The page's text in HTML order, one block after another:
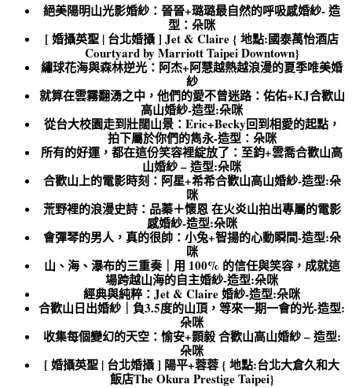
絕美陽明山光影婚紗：晉晉+璐璐最自然的呼吸感婚紗- 造
型：朵咪
[ 婚攝英聖 | 台北婚攝 ] Jet & Claire { 地點:國泰萬怡酒店
Courtyard by Marriott Taipei Downtown}
繡球花海與森林逆光：阿杰+阿慧越熱越浪漫的夏季唯美婚
紗
就算在雲霧翻湧之中，他們的愛不曾迷路：佑佑+KJ合歡山
高山婚紗-造型:朵咪
從台大校園走到壯闊山景：Eric+Becky回到相愛的起點，
拍下屬於你們的雋永-造型：朵咪
所有的好運，都在這份笑容裡綻放了：至鈞+雲喬合歡山高
山婚紗 – 造型:朵咪
合歡山上的電影時刻：阿星+希希合歡山高山婚紗-造型:朵
咪
荒野裡的浪漫史詩：品蓁＋懷恩 在火炎山拍出專屬的電影
感婚紗-造型:朵咪
會彈琴的男人，真的很帥：小兔+智揚的心動瞬間-造型:朵
咪
山、海、瀑布的三重奏｜用 100% 的信任與笑容，成就這
場跨越山海的自主婚紗-造型:朵咪
經典與純粹：Jet & Claire 婚紗-造型:朵咪
合歡山日出婚紗｜負3.5度的山頂，等來一期一會的光-造型:
朵咪
收集每個變幻的天空：愉安+顥毅 合歡山高山婚紗 – 造型:
朵咪
[ 婚攝英聖 | 台北婚攝 ] 陽平+蓉蓉 { 地點:台北大倉久和大
飯店The Okura Prestige Taipei}